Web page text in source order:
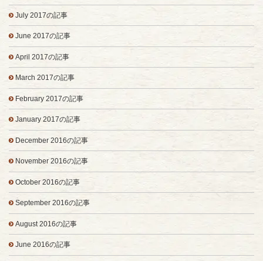
July 2017の記事
June 2017の記事
April 2017の記事
March 2017の記事
February 2017の記事
January 2017の記事
December 2016の記事
November 2016の記事
October 2016の記事
September 2016の記事
August 2016の記事
June 2016の記事